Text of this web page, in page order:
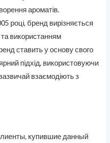
ароматів.
році, бренд вирізняється
використанням
ставить у основу свого
підхід, використовуючи
взаємодіють з
купившие данный